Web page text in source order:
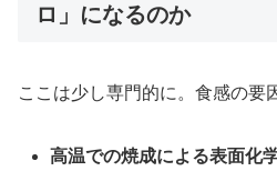
ロ」になるのか
ここは少し専門的に。食感の要
高温での焼成による表面化